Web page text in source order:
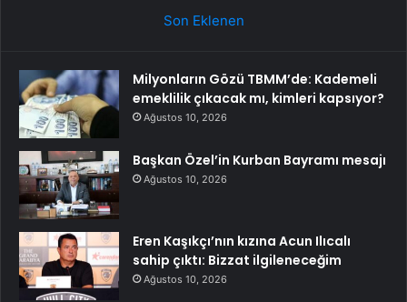
Son Eklenen
Milyonların Gözü TBMM’de: Kademeli
emeklilik çıkacak mı, kimleri kapsıyor?
Ağustos 10, 2026
Başkan Özel’in Kurban Bayramı mesajı
Ağustos 10, 2026
Eren Kaşıkçı’nın kızına Acun Ilıcalı
sahip çıktı: Bizzat ilgileneceğim
Ağustos 10, 2026